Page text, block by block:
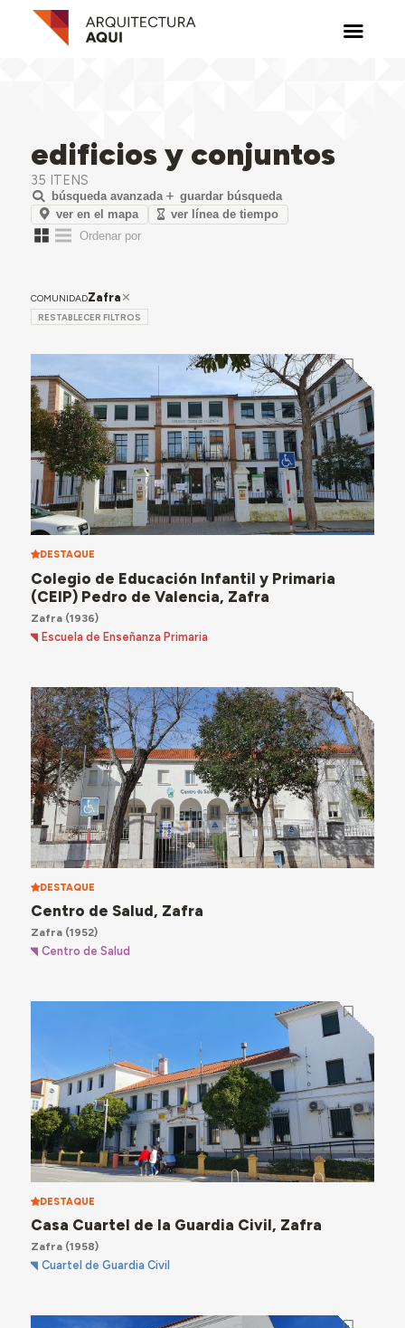
edificios y conjuntos
35 ITENS
búsqueda avanzada
guardar búsqueda
ver en el mapa
ver línea de tiempo
COMUNIDADZafra
RESTABLECER FILTROS
DESTAQUE
Colegio de Educación Infantil y Primaria
(CEIP) Pedro de Valencia, Zafra
Zafra(1936)
Escuela de Enseñanza Primaria
DESTAQUE
Centro de Salud, Zafra
Zafra(1952)
Centro de Salud
DESTAQUE
Casa Cuartel de la Guardia Civil, Zafra
Zafra(1958)
Cuartel de Guardia Civil